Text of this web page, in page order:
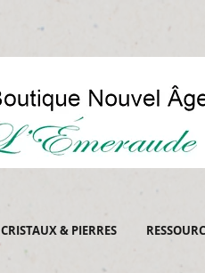
CRISTAUX & PIERRES